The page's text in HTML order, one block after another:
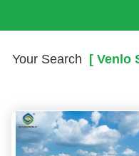
Your Search [ Venlo